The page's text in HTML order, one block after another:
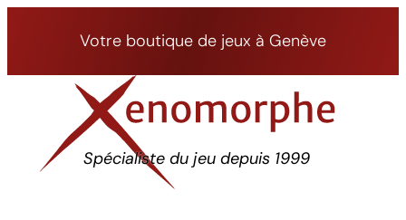
Votre boutique de jeux à Genève
Spécialiste du jeu depuis 1999